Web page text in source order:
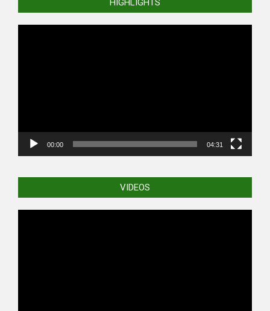
HIGHLIGHTS
00:00 04:31
VIDEOS